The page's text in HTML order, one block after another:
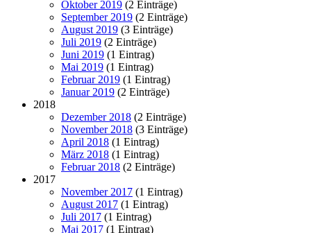
Oktober 2019 (2 Einträge)
September 2019 (2 Einträge)
August 2019 (3 Einträge)
Juli 2019 (2 Einträge)
Juni 2019 (1 Eintrag)
Mai 2019 (1 Eintrag)
Februar 2019 (1 Eintrag)
Januar 2019 (2 Einträge)
2018
Dezember 2018 (2 Einträge)
November 2018 (3 Einträge)
April 2018 (1 Eintrag)
März 2018 (1 Eintrag)
Februar 2018 (2 Einträge)
2017
November 2017 (1 Eintrag)
August 2017 (1 Eintrag)
Juli 2017 (1 Eintrag)
Mai 2017 (1 Eintrag)